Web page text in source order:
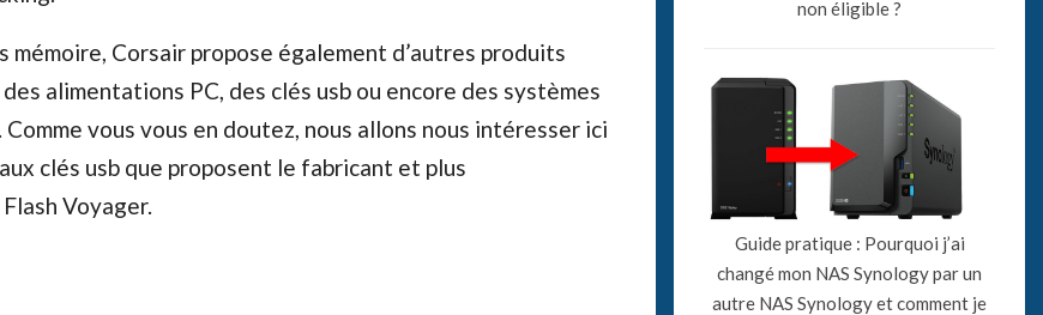
mémoire, Corsair propose également d’autres produits
des alimentations PC, des clés usb ou encore des systèmes
vous vous en doutez, nous allons nous intéresser ici
clés usb que proposent le fabricant et plus
Voyager.
non éligible ?
Guide pratique : Pourquoi j’ai
changé mon NAS Synology par un
autre NAS Synology et comment je